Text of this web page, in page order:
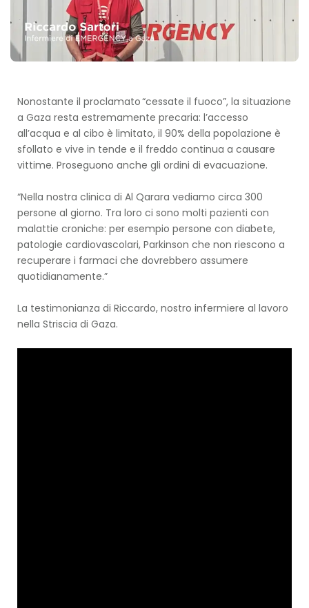
Nonostante il proclamato “cessate il fuoco”, la situazione
a Gaza resta estremamente precaria: l’accesso
all’acqua e al cibo è limitato, il 90% della popolazione è
sfollato e vive in tende e il freddo continua a causare
vittime. Proseguono anche gli ordini di evacuazione.
“Nella nostra clinica di Al Qarara vediamo circa 300
persone al giorno. Tra loro ci sono molti pazienti con
malattie croniche: per esempio persone con diabete,
patologie cardiovascolari, Parkinson che non riescono a
recuperare i farmaci che dovrebbero assumere
quotidianamente.”
La testimonianza di Riccardo, nostro infermiere al lavoro
nella Striscia di Gaza.